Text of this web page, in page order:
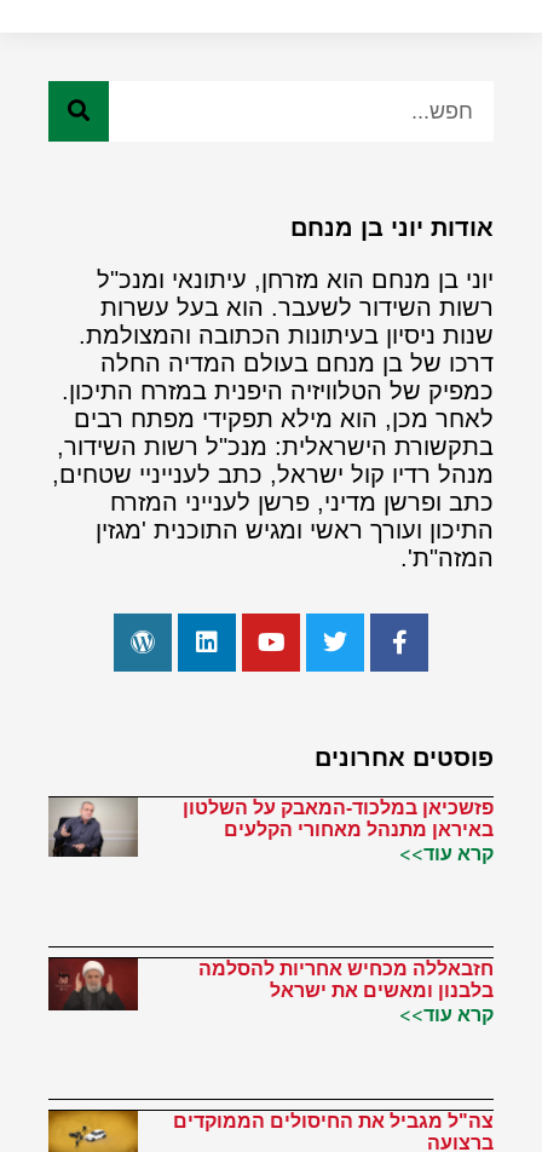
אודות יוני בן מנחם
יוני בן מנחם הוא מזרחן, עיתונאי ומנכ"ל
רשות השידור לשעבר. הוא בעל עשרות
שנות ניסיון בעיתונות הכתובה והמצולמת.
דרכו של בן מנחם בעולם המדיה החלה
כמפיק של הטלוויזיה היפנית במזרח התיכון.
לאחר מכן, הוא מילא תפקידי מפתח רבים
בתקשורת הישראלית: מנכ"ל רשות השידור,
מנהל רדיו קול ישראל, כתב לענייניי שטחים,
כתב ופרשן מדיני, פרשן לענייני המזרח
התיכון ועורך ראשי ומגיש התוכנית 'מגזין
המזה"ת'.
פוסטים אחרונים
פזשכיאן במלכוד-המאבק על השלטון
באיראן מתנהל מאחורי הקלעים
קרא עוד>>
חזבאללה מכחיש אחריות להסלמה
בלבנון ומאשים את ישראל
קרא עוד>>
צה"ל מגביל את החיסולים הממוקדים
ברצועה